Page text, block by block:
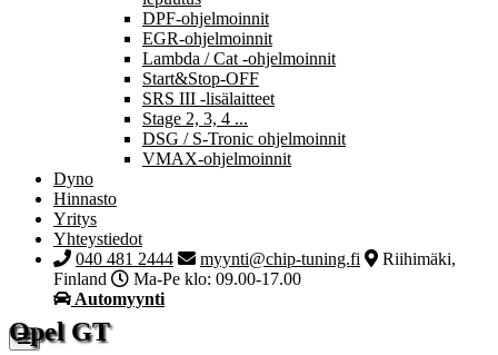
DPF-ohjelmoinnit
EGR-ohjelmoinnit
Lambda / Cat -ohjelmoinnit
Start&Stop-OFF
SRS III -lisälaitteet
Stage 2, 3, 4 ...
DSG / S-Tronic ohjelmoinnit
VMAX-ohjelmoinnit
Dyno
Hinnasto
Yritys
Yhteystiedot
040 481 2444
myynti@chip-tuning.fi
Riihimäki,
Finland
Ma-Pe klo: 09.00-17.00
Automyynti
Opel GT